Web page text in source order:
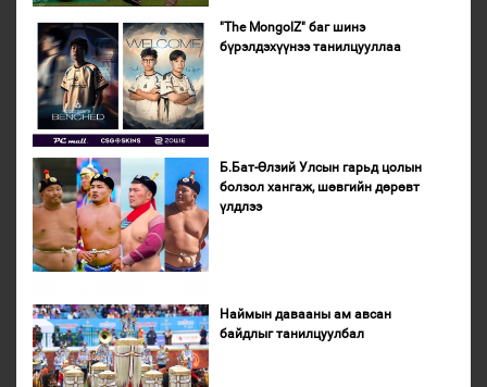
"The MongolZ" баг шинэ
бүрэлдэхүүнээ танилцууллаа
Б.Бат-Өлзий Улсын гарьд цолын
болзол хангаж, шөвгийн дөрөвт
үлдлээ
Наймын давааны ам авсан
байдлыг танилцуулбал